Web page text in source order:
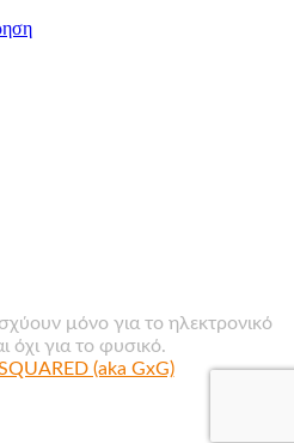
μόνο για το ηλεκτρονικό
όχι για το φυσικό.
(aka GxG)